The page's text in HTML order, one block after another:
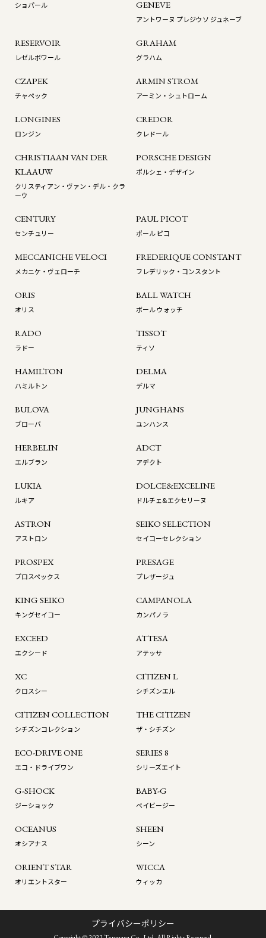
ショパール
GENEVE
アントワーヌ プレジウソ ジュネーブ
RESERVOIR
レゼルボワール
GRAHAM
グラハム
CZAPEK
チャペック
ARMIN STROM
アーミン・シュトローム
LONGINES
ロンジン
CREDOR
クレドール
CHRISTIAAN VAN DER
KLAAUW
クリスティアン・ヴァン・デル・クラ
ーウ
PORSCHE DESIGN
ポルシェ・デザイン
CENTURY
センチュリー
PAUL PICOT
ポール ピコ
MECCANICHE VELOCI
メカニケ・ヴェローチ
FREDERIQUE CONSTANT
フレデリック・コンスタント
ORIS
オリス
BALL WATCH
ボール ウォッチ
RADO
ラドー
TISSOT
ティソ
HAMILTON
ハミルトン
DELMA
デルマ
BULOVA
ブローバ
JUNGHANS
ユンハンス
HERBELIN
エルブラン
ADCT
アデクト
LUKIA
ルキア
DOLCE&EXCELINE
ドルチェ&エクセリーヌ
ASTRON
アストロン
SEIKO SELECTION
セイコーセレクション
PROSPEX
プロスペックス
PRESAGE
プレザージュ
KING SEIKO
キングセイコー
CAMPANOLA
カンパノラ
EXCEED
エクシード
ATTESA
アテッサ
XC
クロスシー
CITIZEN L
シチズンエル
CITIZEN COLLECTION
シチズンコレクション
THE CITIZEN
ザ・シチズン
ECO-DRIVE ONE
エコ・ドライブワン
SERIES 8
シリーズエイト
G-SHOCK
ジーショック
BABY-G
ベイビージー
OCEANUS
オシアナス
SHEEN
シーン
ORIENT STAR
オリエントスター
WICCA
ウィッカ
プライバシーポリシー